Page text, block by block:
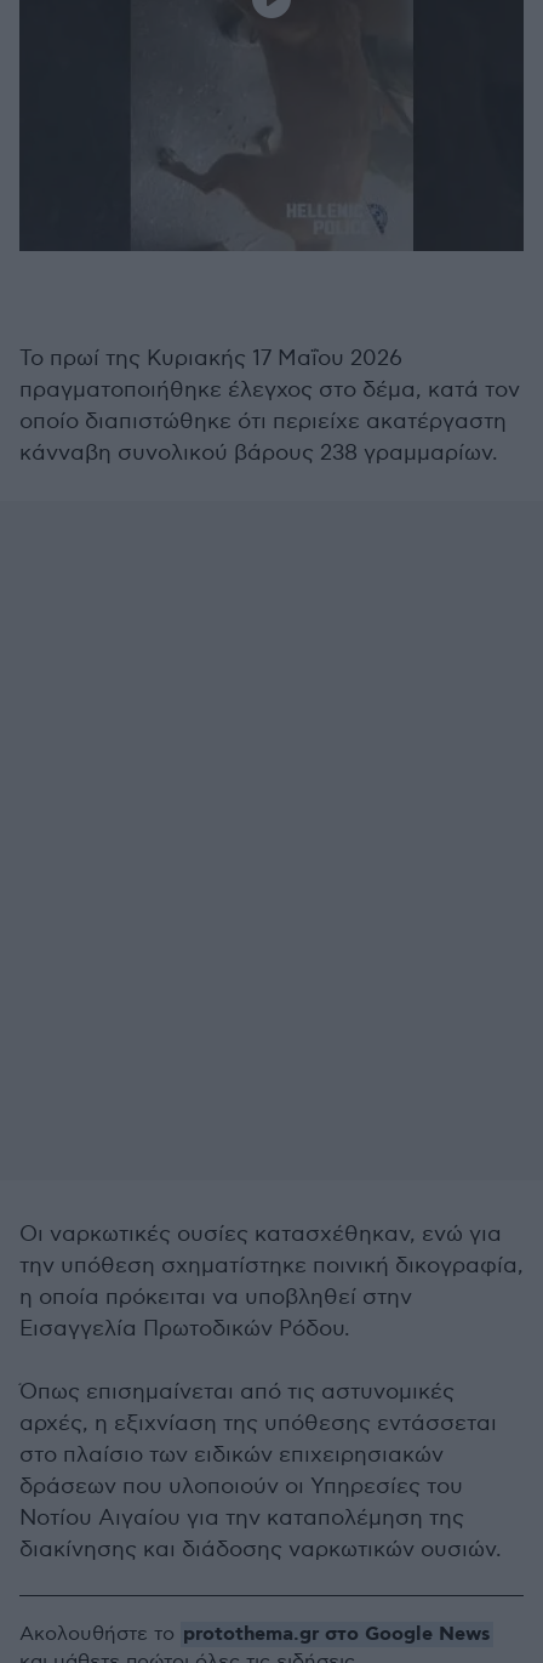
Το πρωί της Κυριακής 17 Μαΐου 2026
πραγματοποιήθηκε έλεγχος στο δέμα, κατά τον
οποίο διαπιστώθηκε ότι περιείχε ακατέργαστη
κάνναβη συνολικού βάρους 238 γραμμαρίων.
Οι ναρκωτικές ουσίες κατασχέθηκαν, ενώ για
την υπόθεση σχηματίστηκε ποινική δικογραφία,
η οποία πρόκειται να υποβληθεί στην
Εισαγγελία Πρωτοδικών Ρόδου.
Όπως επισημαίνεται από τις αστυνομικές
αρχές, η εξιχνίαση της υπόθεσης εντάσσεται
στο πλαίσιο των ειδικών επιχειρησιακών
δράσεων που υλοποιούν οι Υπηρεσίες του
Νοτίου Αιγαίου για την καταπολέμηση της
διακίνησης και διάδοσης ναρκωτικών ουσιών.
Ακολουθήστε το protothema.gr στο Google News